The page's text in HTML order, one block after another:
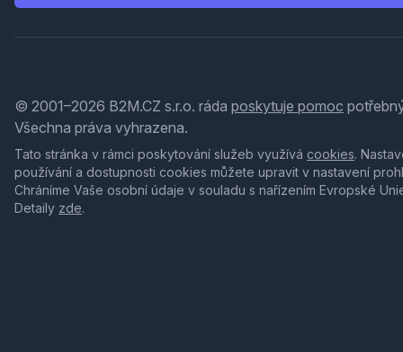
© 2001–2026 B2M.CZ s.r.o. ráda poskytuje pomoc
Všechna práva vyhrazena.
Tato stránka v rámci poskytování služeb využívá cookies.
používání a dostupnosti cookies můžete upravit v nastavení
Chráníme Vaše osobní údaje v souladu s nařízením Evropské
Detaily zde.